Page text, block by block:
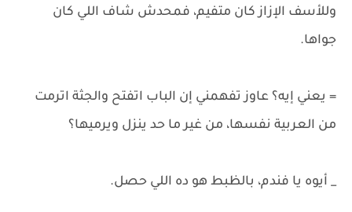
وللأسف الإزاز كان متفيم، فمحدش شاف اللي كان
جواها.
= يعني إيه؟ عاوز تفهمني إن الباب اتفتح والجثة اترمت
من العربية نفسها، من غير ما حد ينزل ويرميها؟
_ أيوه يا فندم، بالظبط هو ده اللي حصل.